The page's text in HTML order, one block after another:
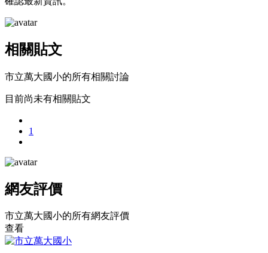
相關貼文
市立萬大國小的所有相關討論
目前尚未有相關貼文
1
網友評價
市立萬大國小的所有網友評價
查看